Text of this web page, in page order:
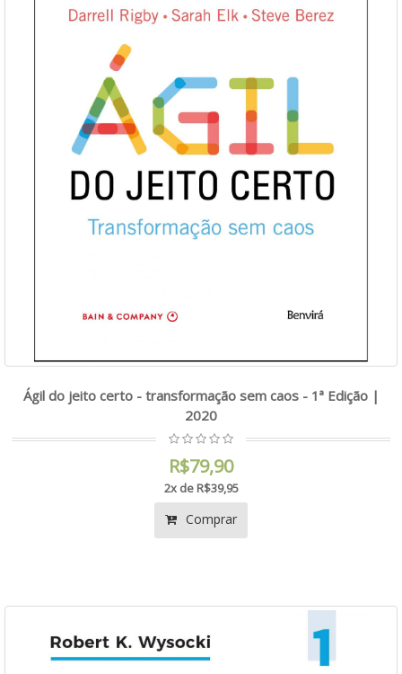
Ágil do jeito certo - transformação sem caos - 1ª Edição |
2020
R$79,90
2x de R$39,95
Comprar